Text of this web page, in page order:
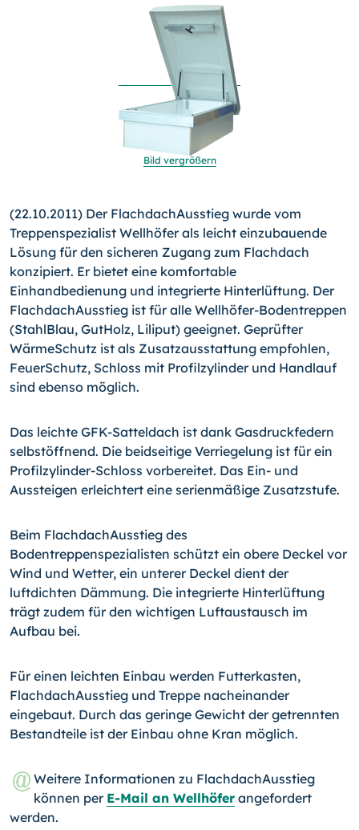
Bild vergrößern
(22.10.2011) Der FlachdachAusstieg wurde vom
Treppenspezialist Wellhöfer als leicht einzubauende
Lösung für den sicheren Zugang zum Flachdach
konzipiert. Er bietet eine komfortable
Einhandbedienung und integrierte Hinterlüftung. Der
FlachdachAusstieg ist für alle Wellhöfer-Bodentreppen
(StahlBlau, GutHolz, Liliput) geeignet. Geprüfter
WärmeSchutz ist als Zusatzausstattung empfohlen,
FeuerSchutz, Schloss mit Profilzylinder und Handlauf
sind ebenso möglich.
Das leichte GFK-Satteldach ist dank Gasdruckfedern
selbstöffnend. Die beidseitige Verriegelung ist für ein
Profilzylinder-Schloss vorbereitet. Das Ein- und
Aussteigen erleichtert eine serienmäßige Zusatzstufe.
Beim FlachdachAusstieg des
Bodentreppenspezialisten schützt ein obere Deckel vor
Wind und Wetter, ein unterer Deckel dient der
luftdichten Dämmung. Die integrierte Hinterlüftung
trägt zudem für den wichtigen Luftaustausch im
Aufbau bei.
Für einen leichten Einbau werden Futterkasten,
FlachdachAusstieg und Treppe nacheinander
eingebaut. Durch das geringe Gewicht der getrennten
Bestandteile ist der Einbau ohne Kran möglich.
Weitere Informationen zu FlachdachAusstieg
können per E-Mail an Wellhöfer angefordert
werden.